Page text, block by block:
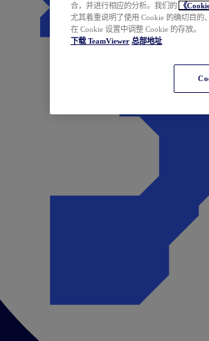
合，并进行相应的分析。我们的
《
尤其着重说明了使用 Cookie 的确切目的
在 Cookie 设置中调整 Cookie 的存放。
下载 TeamViewer 总部地址